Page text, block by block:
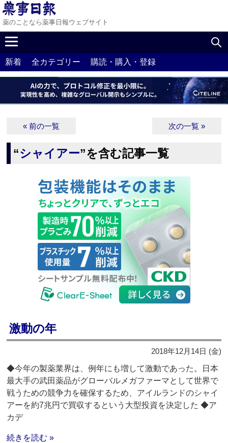
薬のことなら薬事日報ウェブサイト
新着 全カテゴリー 購読・購入・登録
« 前の一覧 次の一覧 »
“シャイアー”を含む記事一覧
激動の年
2018年12月14日 (金)
◆今年の製薬業界は、例年にも増して激動であった。日本
最大手の武田薬品がグローバルメガファーマとして世界で
戦うための競争力を確保するため、アイルランドのシャイ
アーを約7兆円で買収するという大型投資を決定した ◆ア
カデ
続きを読む »